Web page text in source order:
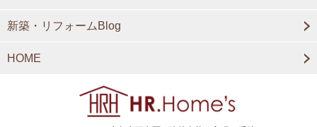
新築・リフォームBlog
HOME